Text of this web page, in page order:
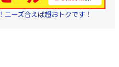
ーズ合えば超おトクです！